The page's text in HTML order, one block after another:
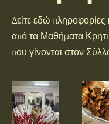
Δείτε εδώ πληροφορίες
από τα Μαθήματα
που γίνονται στον